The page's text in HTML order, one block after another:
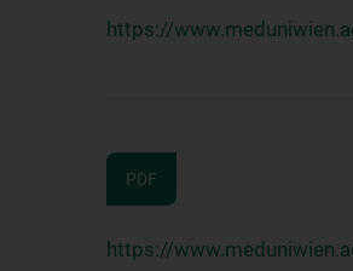
https://
PDF
https://